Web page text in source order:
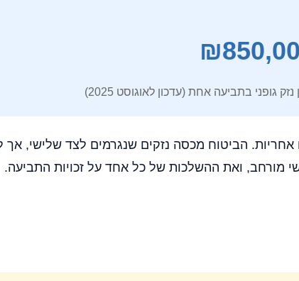
גופני בתביעה אחת (עדכון לאוגוסט 2025)
הביטוח מכסה נזקים שנגרמים לצד שלישי,
מורחב, ואת ההשלכות של כל אחד על זכויות התביעה.